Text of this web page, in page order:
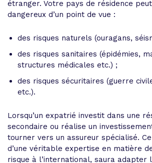
étranger. Votre pays de résidence
dangereux d’un point de vue :
des risques naturels (ouragans,
des risques sanitaires (épidémies,
structures médicales etc.) ;
des risques sécuritaires (guerre
etc.).
Lorsqu’un expatrié investit dans une
secondaire ou réalise un
tourner vers un assureur spécialisé.
d’une véritable expertise en matière
risque à l’international, saura adapter